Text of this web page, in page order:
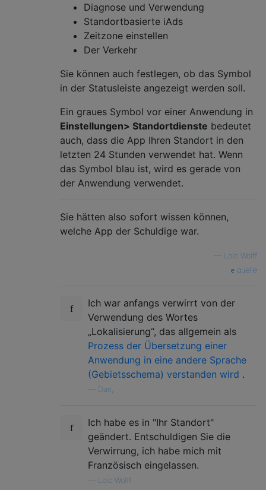
Diagnose und Verwendung
Standortbasierte iAds
Zeitzone einstellen
Der Verkehr
Sie können auch festlegen, ob das Symbol
in der Statusleiste angezeigt werden soll.
Ein graues Symbol vor einer Anwendung in
Einstellungen> Standortdienste bedeutet
auch, dass die App Ihren Standort in den
letzten 24 Stunden verwendet hat. Wenn
das Symbol blau ist, wird es gerade von
der Anwendung verwendet.
Sie hätten also sofort wissen können,
welche App der Schuldige war.
Loïc Wolff
quelle
Ich war anfangs verwirrt von der
Verwendung des Wortes
„Lokalisierung“, das allgemein als
Prozess der Übersetzung einer
Anwendung in eine andere Sprache
(Gebietsschema) verstanden wird .
Dan,
Ich habe es in "Ihr Standort"
geändert. Entschuldigen Sie die
Verwirrung, ich habe mich mit
Französisch eingelassen.
Loïc Wolff